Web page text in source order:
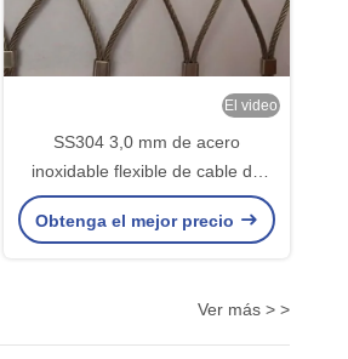
El video
SS304 3,0 mm de acero
inoxidable flexible de cable de
cuerda de alambre de malla para
zoo malla
Obtenga el mejor precio
Ver más > >